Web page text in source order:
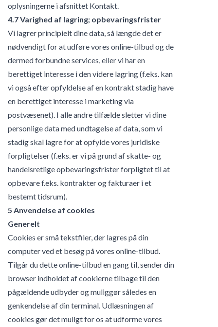
oplysningerne i afsnittet Kontakt.
4.7 Varighed af lagring; opbevaringsfrister
Vi lagrer principielt dine data, så længde det er
nødvendigt for at udføre vores online-tilbud og de
dermed forbundne services, eller vi har en
berettiget interesse i den videre lagring (f.eks. kan
vi også efter opfyldelse af en kontrakt stadig have
en berettiget interesse i marketing via
postvæsenet). I alle andre tilfælde sletter vi dine
personlige data med undtagelse af data, som vi
stadig skal lagre for at opfylde vores juridiske
forpligtelser (f.eks. er vi på grund af skatte- og
handelsretlige opbevaringsfrister forpligtet til at
opbevare f.eks. kontrakter og fakturaer i et
bestemt tidsrum).
5 Anvendelse af cookies
Generelt
Cookies er små tekstfiler, der lagres på din
computer ved et besøg på vores online-tilbud.
Tilgår du dette online-tilbud en gang til, sender din
browser indholdet af cookierne tilbage til den
pågældende udbyder og muliggør således en
genkendelse af din terminal. Udlæsningen af
cookies gør det muligt for os at udforme vores